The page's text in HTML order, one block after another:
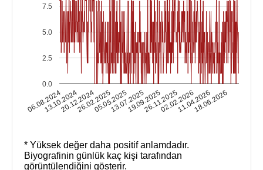
06.08.2024
13.10.202420.12.202426.02.2025
05.05.202513.07.202519.09.202526.11.202502.02.202611.04.2026
18.06.2026
0.0
2.5
5.0
7.5
* Yüksek değer daha positif anlamdadır.
Biyografinin günlük kaç kişi tarafından
görüntülendiğini gösterir.